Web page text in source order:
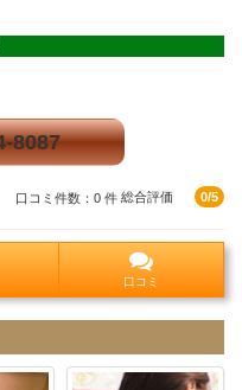
8087
口コミ件数：0 件 総合評価 0/5
口コミ